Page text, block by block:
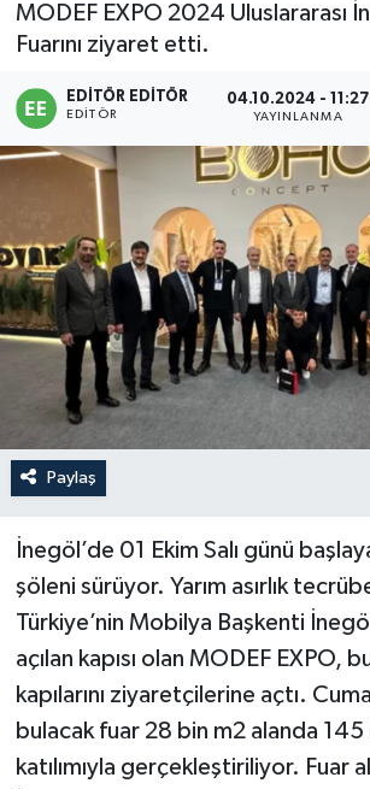
MODEF EXPO 2024 Uluslararası
Fuarını ziyaret etti.
EDITÖR EDITÖR
EDITÖR
04.10.2024 - 11:27
YAYINLANMA
Paylaş
İnegöl’de 01 Ekim Salı günü
şöleni sürüyor. Yarım asırlık
Türkiye’nin Mobilya Başkenti
açılan kapısı olan MODEF EXPO,
kapılarını ziyaretçilerine açtı.
bulacak fuar 28 bin m2 alanda 145
katılımıyla gerçekleştiriliyor. Fuar
Magazin
Sağlık
Siyaset
Spor
Türkiye